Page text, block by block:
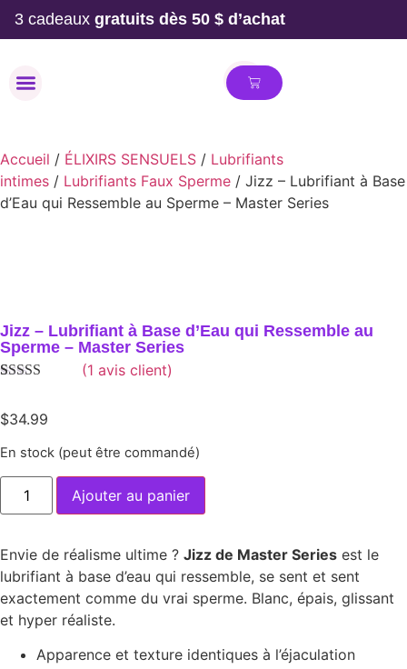
3 cadeaux gratuits dès 50 $ d’achat
Accueil / ÉLIXIRS SENSUELS / Lubrifiants
intimes / Lubrifiants Faux Sperme / Jizz – Lubrifiant à Base
d’Eau qui Ressemble au Sperme – Master Series
Jizz – Lubrifiant à Base d’Eau qui Ressemble au
Sperme – Master Series
sur
client
(1 avis client)
$34.99
En stock (peut être commandé)
Ajouter au panier
Envie de réalisme ultime ? Jizz de Master Series est le
lubrifiant à base d’eau qui ressemble, se sent et sent
exactement comme du vrai sperme. Blanc, épais, glissant
et hyper réaliste.
Apparence et texture identiques à l’éjaculation